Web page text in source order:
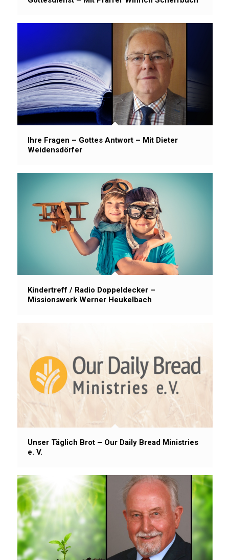
Ihre Fragen – Gottes Antwort – Mit Dieter
Weidensdörfer
Kindertreff / Radio Doppeldecker –
Missionswerk Werner Heukelbach
Unser Täglich Brot – Our Daily Bread Ministries
e. V.